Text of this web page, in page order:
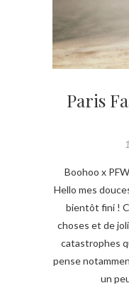
Paris
Boohoo x
Hello mes
bientôt fini !
choses et de
catastrophes
pense
un